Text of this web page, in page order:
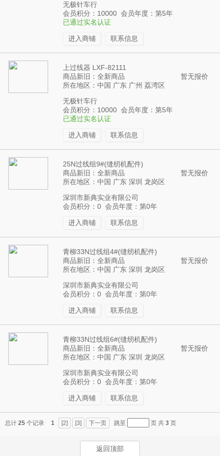
无极针车行
会员积分：10000 会员年度：第5年
已通过实名认证
进入商铺 联系信息
上过线器 LXF-82111
商品新旧：全新商品
所在地区：中国 广东 广州 荔湾区
暂无报价
无极针车行
会员积分：10000 会员年度：第5年
已通过实名认证
进入商铺 联系信息
25N过线组9#(缝纫机配件)
商品新旧：全新商品
所在地区：中国 广东 深圳 龙岗区
暂无报价
深圳市新典实业有限公司
会员积分：0 会员年度：第0年
进入商铺 联系信息
青柳33N过线组4#(缝纫机配件)
商品新旧：全新商品
所在地区：中国 广东 深圳 龙岗区
暂无报价
深圳市新典实业有限公司
会员积分：0 会员年度：第0年
进入商铺 联系信息
青柳33N过线组6#(缝纫机配件)
商品新旧：全新商品
所在地区：中国 广东 深圳 龙岗区
暂无报价
深圳市新典实业有限公司
会员积分：0 会员年度：第0年
进入商铺 联系信息
总计 25 个记录 1 [2] [3] 下一页 跳至 页 共 3 页
返回顶部